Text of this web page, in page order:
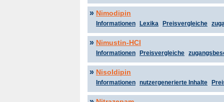
» Nimodipin
Informationen Lexika Preisvergleiche
» Nimustin-HCl
Informationen Preisvergleiche
» Nisoldipin
Informationen nutzergenerierte Inhalte